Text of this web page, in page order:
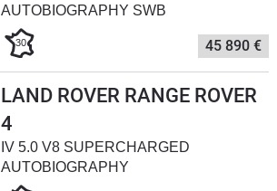
AUTOBIOGRAPHY SWB
30 45 890 €
LAND ROVER RANGE ROVER
4
IV 5.0 V8 SUPERCHARGED
AUTOBIOGRAPHY